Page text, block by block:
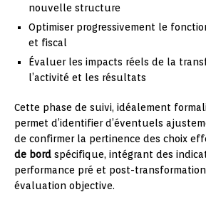
nouvelle structure
Optimiser progressivement le
et fiscal
Évaluer les impacts réels de la
l’activité et les résultats
Cette phase de suivi, idéalement
permet d’identifier d’éventuels
de confirmer la pertinence des choix
de bord spécifique, intégrant des
performance pré et post-
évaluation objective.